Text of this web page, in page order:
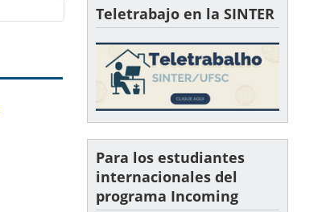
Teletrabajo en la SINTER
Para los estudiantes
internacionales del
programa Incoming